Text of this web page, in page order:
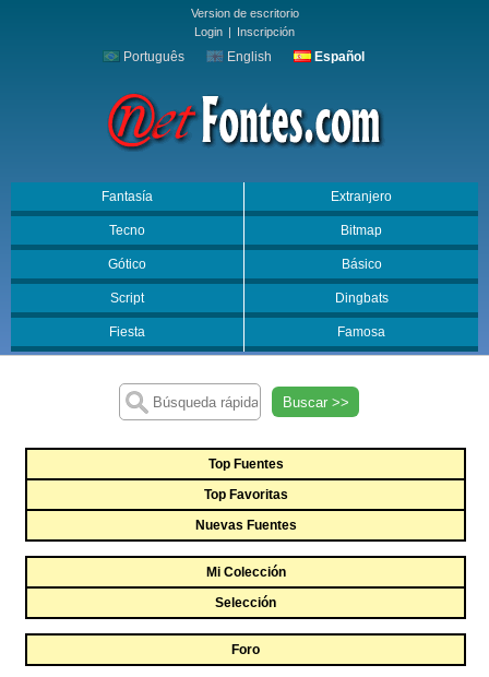
Version de escritorio
Login | Inscripción
Português English Español
Fantasía Extranjero
Tecno Bitmap
Gótico Básico
Script Dingbats
Fiesta Famosa
Buscar >>
Top Fuentes
Top Favoritas
Nuevas Fuentes
Mi Colección
Selección
Foro